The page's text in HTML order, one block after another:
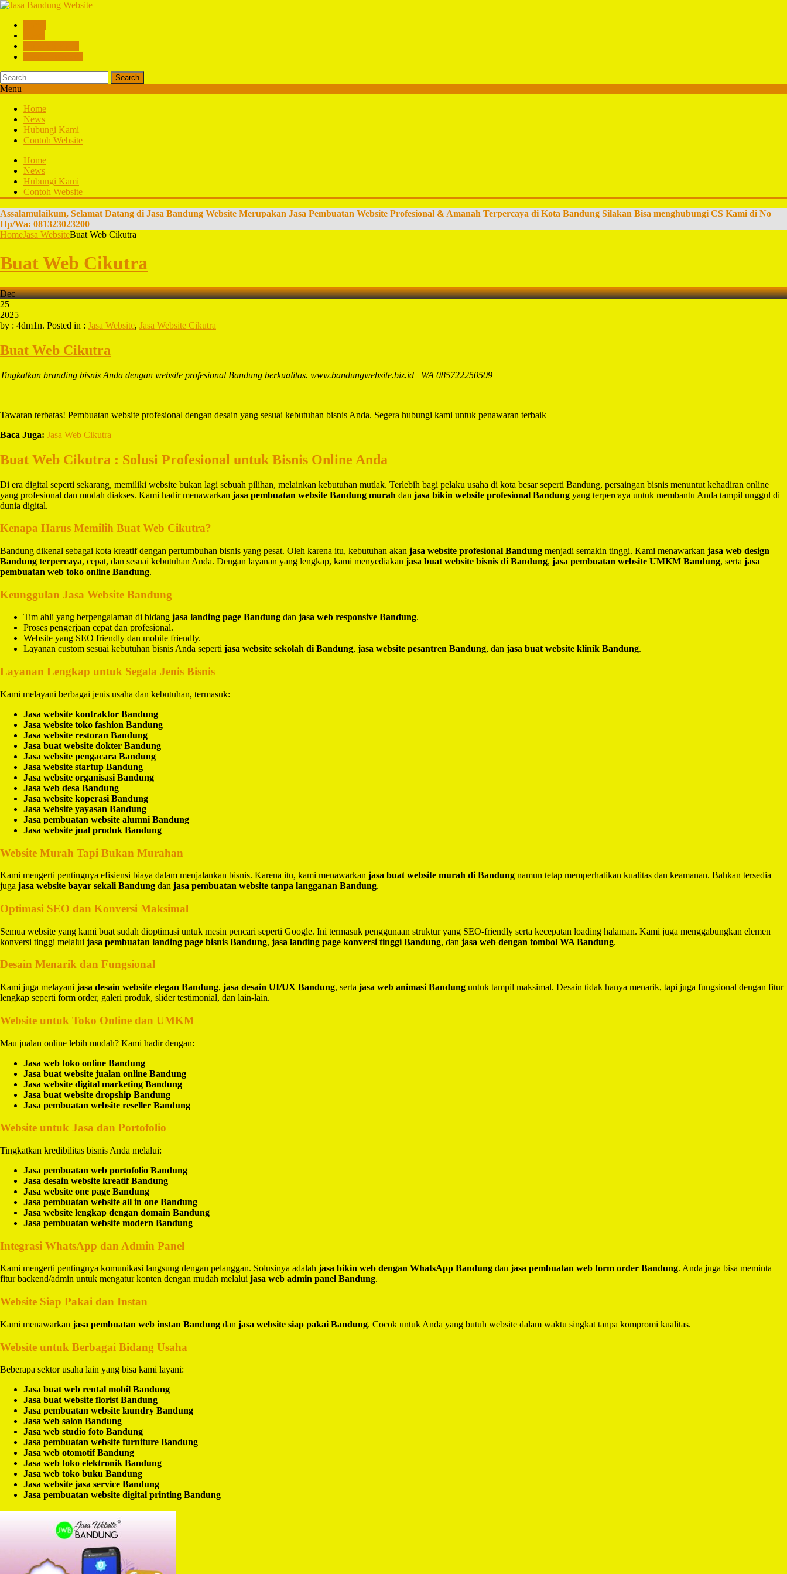
Search
Menu
Home
News
Hubungi Kami
Contoh Website
Home
News
Hubungi Kami
Contoh Website
Assalamulaikum, Selamat Datang di Jasa Bandung Website Merupakan Jasa Pembuatan Website Profesional & Amanah Terpercaya di Kota Bandung Silakan Bisa menghubungi CS Kami di No
Hp/Wa: 081323023200
HomeJasa WebsiteBuat Web Cikutra
Buat Web Cikutra
Dec
25
2025
by : 4dm1n. Posted in : Jasa Website, Jasa Website Cikutra
Buat Web Cikutra
Tingkatkan branding bisnis Anda dengan website profesional Bandung berkualitas. www.bandungwebsite.biz.id | WA 085722250509
Tawaran terbatas! Pembuatan website profesional dengan desain yang sesuai kebutuhan bisnis Anda. Segera hubungi kami untuk penawaran terbaik
Baca Juga: Jasa Web Cikutra
Buat Web Cikutra : Solusi Profesional untuk Bisnis Online Anda
Di era digital seperti sekarang, memiliki website bukan lagi sebuah pilihan, melainkan kebutuhan mutlak. Terlebih bagi pelaku usaha di kota besar seperti Bandung, persaingan bisnis menuntut kehadiran online
yang profesional dan mudah diakses. Kami hadir menawarkan jasa pembuatan website Bandung murah dan jasa bikin website profesional Bandung yang terpercaya untuk membantu Anda tampil unggul di
dunia digital.
Kenapa Harus Memilih Buat Web Cikutra?
Bandung dikenal sebagai kota kreatif dengan pertumbuhan bisnis yang pesat. Oleh karena itu, kebutuhan akan jasa website profesional Bandung menjadi semakin tinggi. Kami menawarkan jasa web design
Bandung terpercaya, cepat, dan sesuai kebutuhan Anda. Dengan layanan yang lengkap, kami menyediakan jasa buat website bisnis di Bandung, jasa pembuatan website UMKM Bandung, serta jasa
pembuatan web toko online Bandung.
Keunggulan Jasa Website Bandung
Tim ahli yang berpengalaman di bidang jasa landing page Bandung dan jasa web responsive Bandung.
Proses pengerjaan cepat dan profesional.
Website yang SEO friendly dan mobile friendly.
Layanan custom sesuai kebutuhan bisnis Anda seperti jasa website sekolah di Bandung, jasa website pesantren Bandung, dan jasa buat website klinik Bandung.
Layanan Lengkap untuk Segala Jenis Bisnis
Kami melayani berbagai jenis usaha dan kebutuhan, termasuk:
Jasa website kontraktor Bandung
Jasa website toko fashion Bandung
Jasa website restoran Bandung
Jasa buat website dokter Bandung
Jasa website pengacara Bandung
Jasa website startup Bandung
Jasa website organisasi Bandung
Jasa web desa Bandung
Jasa website koperasi Bandung
Jasa website yayasan Bandung
Jasa pembuatan website alumni Bandung
Jasa website jual produk Bandung
Website Murah Tapi Bukan Murahan
Kami mengerti pentingnya efisiensi biaya dalam menjalankan bisnis. Karena itu, kami menawarkan jasa buat website murah di Bandung namun tetap memperhatikan kualitas dan keamanan. Bahkan tersedia
juga jasa website bayar sekali Bandung dan jasa pembuatan website tanpa langganan Bandung.
Optimasi SEO dan Konversi Maksimal
Semua website yang kami buat sudah dioptimasi untuk mesin pencari seperti Google. Ini termasuk penggunaan struktur yang SEO-friendly serta kecepatan loading halaman. Kami juga menggabungkan elemen
konversi tinggi melalui jasa pembuatan landing page bisnis Bandung, jasa landing page konversi tinggi Bandung, dan jasa web dengan tombol WA Bandung.
Desain Menarik dan Fungsional
Kami juga melayani jasa desain website elegan Bandung, jasa desain UI/UX Bandung, serta jasa web animasi Bandung untuk tampil maksimal. Desain tidak hanya menarik, tapi juga fungsional dengan fitur
lengkap seperti form order, galeri produk, slider testimonial, dan lain-lain.
Website untuk Toko Online dan UMKM
Mau jualan online lebih mudah? Kami hadir dengan:
Jasa web toko online Bandung
Jasa buat website jualan online Bandung
Jasa website digital marketing Bandung
Jasa buat website dropship Bandung
Jasa pembuatan website reseller Bandung
Website untuk Jasa dan Portofolio
Tingkatkan kredibilitas bisnis Anda melalui:
Jasa pembuatan web portofolio Bandung
Jasa desain website kreatif Bandung
Jasa website one page Bandung
Jasa pembuatan website all in one Bandung
Jasa website lengkap dengan domain Bandung
Jasa pembuatan website modern Bandung
Integrasi WhatsApp dan Admin Panel
Kami mengerti pentingnya komunikasi langsung dengan pelanggan. Solusinya adalah jasa bikin web dengan WhatsApp Bandung dan jasa pembuatan web form order Bandung. Anda juga bisa meminta
fitur backend/admin untuk mengatur konten dengan mudah melalui jasa web admin panel Bandung.
Website Siap Pakai dan Instan
Kami menawarkan jasa pembuatan web instan Bandung dan jasa website siap pakai Bandung. Cocok untuk Anda yang butuh website dalam waktu singkat tanpa kompromi kualitas.
Website untuk Berbagai Bidang Usaha
Beberapa sektor usaha lain yang bisa kami layani:
Jasa buat web rental mobil Bandung
Jasa buat website florist Bandung
Jasa pembuatan website laundry Bandung
Jasa web salon Bandung
Jasa web studio foto Bandung
Jasa pembuatan website furniture Bandung
Jasa web otomotif Bandung
Jasa web toko elektronik Bandung
Jasa web toko buku Bandung
Jasa website jasa service Bandung
Jasa pembuatan website digital printing Bandung